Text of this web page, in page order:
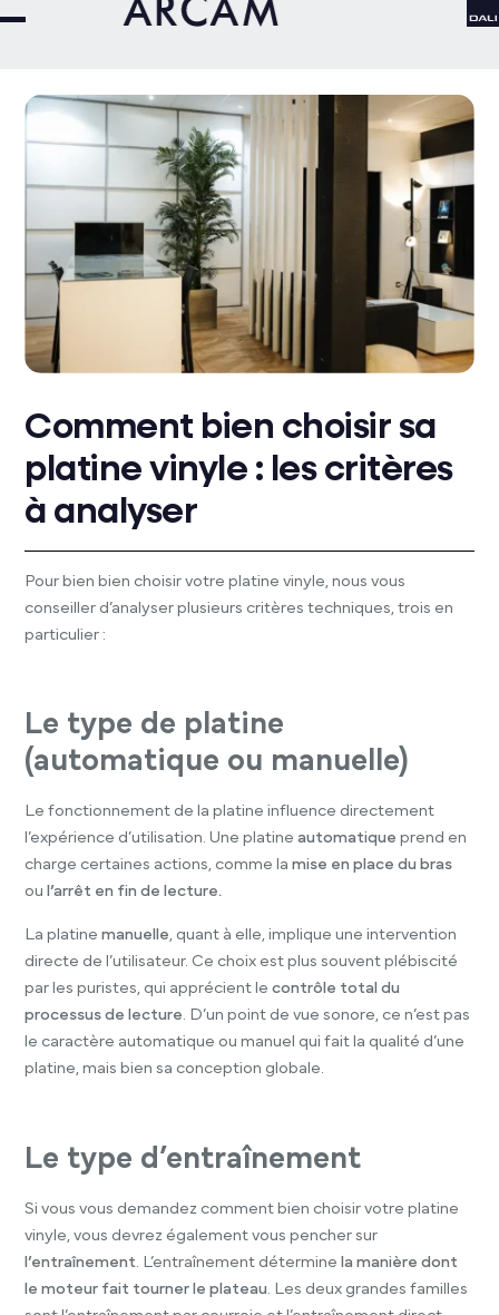
Comment bien choisir sa
platine vinyle : les critères
à analyser
Pour bien bien choisir votre platine vinyle, nous vous
conseiller d’analyser plusieurs critères techniques, trois en
particulier :
Le type de platine
(automatique ou manuelle)
Le fonctionnement de la platine influence directement
l’expérience d’utilisation. Une platineautomatique prend en
charge certaines actions, comme lamise en place du bras
ou l’arrêt en fin de lecture.
La platinemanuelle , quant à elle, implique une intervention
directe de l’utilisateur. Ce choix est plus souvent plébiscité
par les puristes, qui apprécient lecontrôle total du
processus de lecture . D’un point de vue sonore, ce n’est pas
le caractère automatique ou manuel qui fait la qualité d’une
platine, mais bien sa conception globale.
Le type d’entraînement
Si vous vous demandez comment bien choisir votre platine
vinyle, vous devrez également vous pencher sur
l’entraînement . L’entraînement déterminela manière dont
le moteur fait tourner le plateau . Les deux grandes familles